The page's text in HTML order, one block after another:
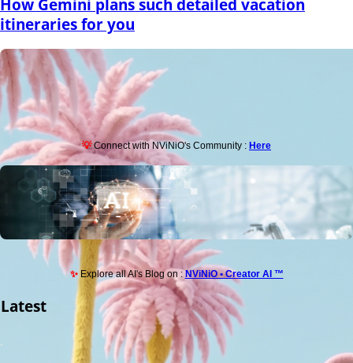
How Gemini plans such detailed vacation
itineraries for you
💡Connect with NViNiO's Community : Here
✨ Explore all AI's Blog on :NViNiO • Creator AI ™
Latest